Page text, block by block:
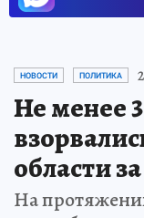
НОВОСТИ ПОЛИТИКА
Не менее
области
На